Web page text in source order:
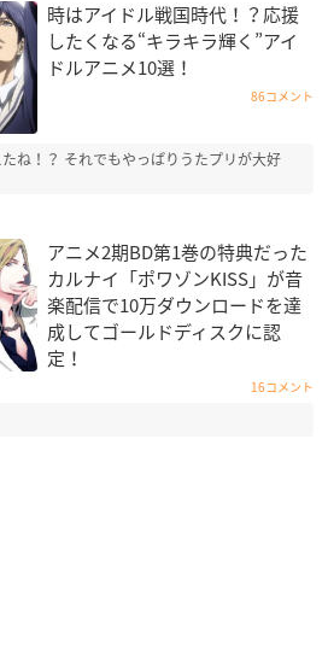
時はアイドル戦国時代！？応援
したくなる“キラキラ輝く”アイ
ドルアニメ10選！
86コメント
ね！？ それでもやっぱりうたプリが大好
アニメ2期BD第1巻の特典だった
カルナイ「ポワゾンKISS」が音
楽配信で10万ダウンロードを達
成してゴールドディスクに認
定！
16コメント